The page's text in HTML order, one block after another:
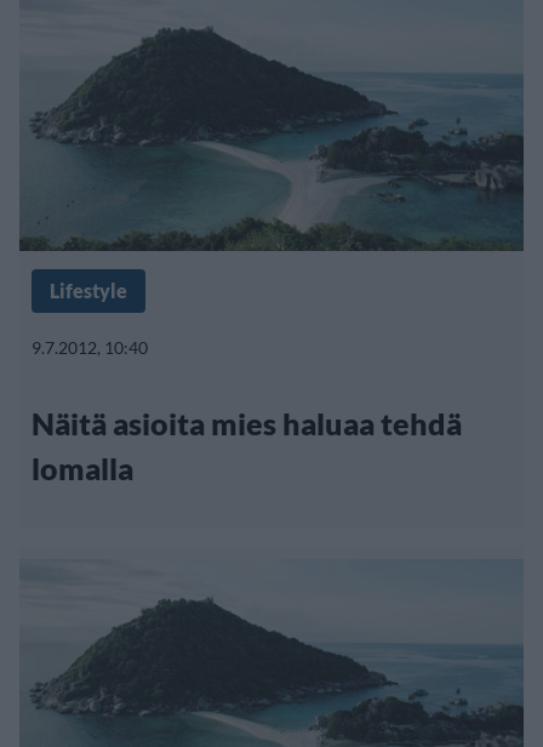
Lifestyle
9.7.2012, 10:40
Näitä asioita mies haluaa tehdä
lomalla